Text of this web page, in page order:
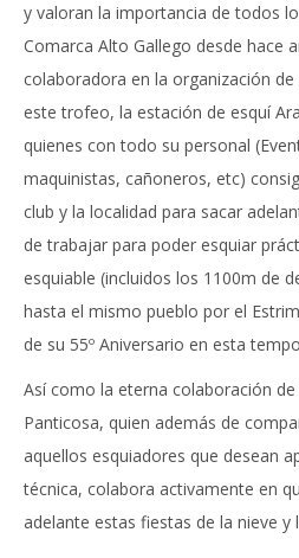
y valoran la importancia de todos
Comarca Alto Gallego desde hace
colaboradora en la organización
este trofeo, la estación de esquí
quienes con todo su personal
maquinistas, cañoneros, etc)
club y la localidad para sacar
de trabajar para poder esquiar
esquiable (incluidos los 1100m de
hasta el mismo pueblo por el
de su 55º Aniversario en esta
Así como la eterna colaboración de
Panticosa, quien además de
aquellos esquiadores que desean
técnica, colabora activamente en
adelante estas fiestas de la nieve y